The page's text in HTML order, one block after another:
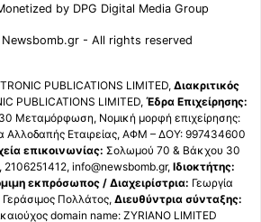
by DPG Digital Media Group
- All rights reserved
PUBLICATIONS LIMITED, Διακριτικός
PUBLICATIONS LIMITED, Έδρα Επιχείρησης:
Μεταμόρφωση, Νομική μορφή επιχείρησης:
Αλλοδαπής Εταιρείας, ΑΦΜ – ΔΟΥ: 997434600
επικοινωνίας: Σολωμού 70 & Βάκχου 30
info@newsbomb.gr, Ιδιοκτήτης:
εκπρόσωπος / Διαχειρίστρια: Γεωργία
Γεράσιμος Πολλάτος, Διευθύντρια σύνταξης:
domain name: ZYRIANO LIMITED